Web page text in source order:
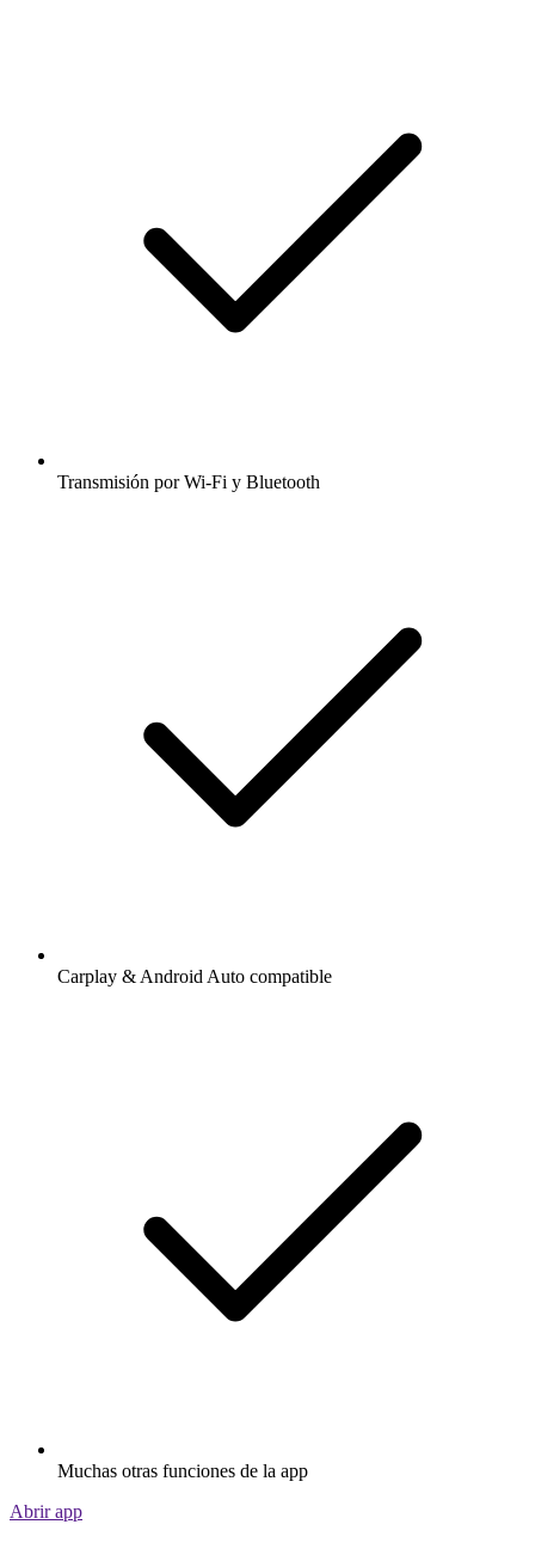
Transmisión por Wi-Fi y Bluetooth
Carplay & Android Auto compatible
Muchas otras funciones de la app
Abrir app